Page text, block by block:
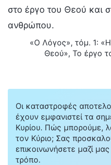
στο έργο του Θεού και
ανθρώπου.
«Ο Λόγος», τόμ. 1:
Θεού», Το έργο
Οι καταστροφές
έχουν εμφανιστεί τα
Κυρίου. Πώς μπορούμε,
τον Κύριο; Σας
επικοινωνήσετε μαζί
τρόπο.